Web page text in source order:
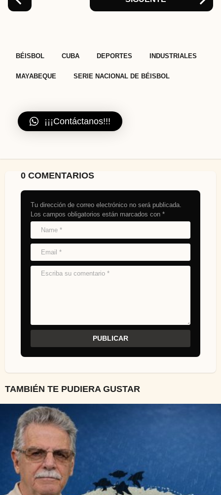
BÉISBOL CUBA DEPORTES INDUSTRIALES
MAYABEQUE SERIE NACIONAL DE BÉISBOL
¡¡¡Contáctanos!!!
0 COMENTARIOS
Tu dirección de correo electrónico no será publicada.
Los campos obligatorios están marcados con *
TAMBIÉN TE PUDIERA GUSTAR